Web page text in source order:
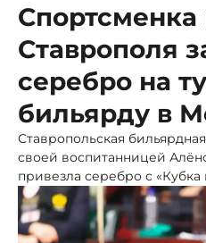
Спортсменка
Ставрополя
серебро на
бильярду в
Ставропольская
своей воспитанницей
привезла серебро с